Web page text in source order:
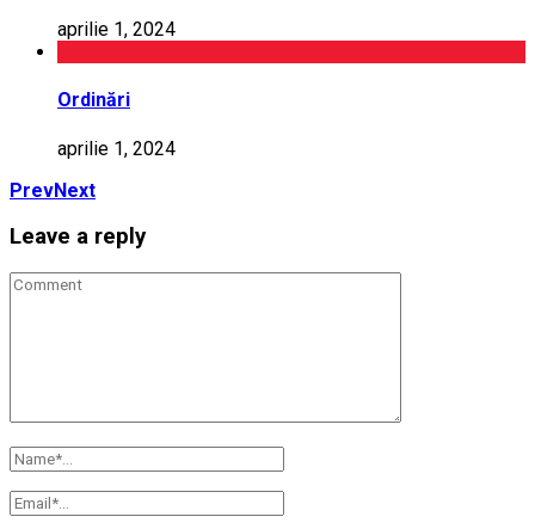
aprilie 1, 2024
Ordinări
aprilie 1, 2024
PrevNext
Leave a reply